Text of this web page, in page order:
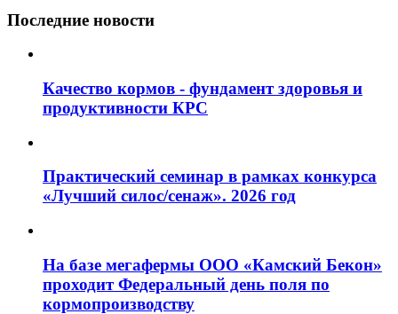
Последние новости
Качество кормов - фундамент здоровья и
продуктивности КРС
Практический семинар в рамках конкурса
«Лучший силос/сенаж». 2026 год
На базе мегафермы ООО «Камский Бекон»
проходит Федеральный день поля по
кормопроизводству